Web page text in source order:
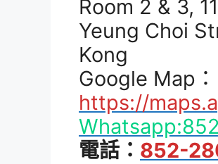
Room 2 & 3,
Yeung Choi
Kong
Google Map：
https://
電話： 852-